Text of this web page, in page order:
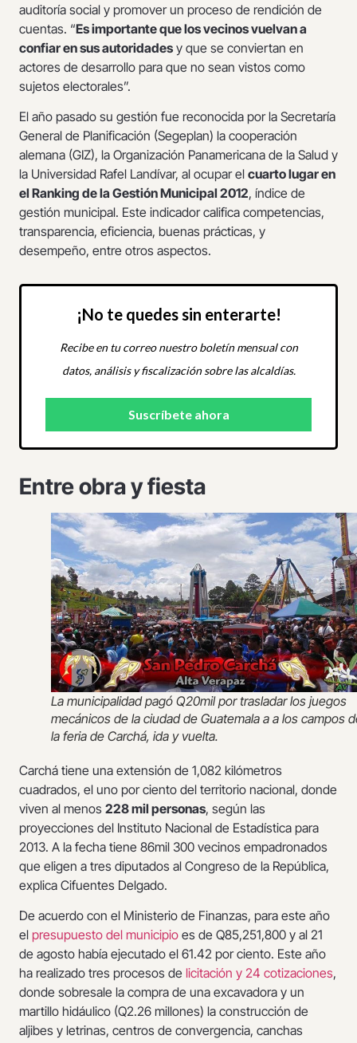
auditoría social y promover un proceso de rendición de
cuentas. “Es importante que los vecinos vuelvan a
confiar en sus autoridades y que se conviertan en
actores de desarrollo para que no sean vistos como
sujetos electorales”.
El año pasado su gestión fue reconocida por la Secretaría
General de Planificación (Segeplan) la cooperación
alemana (GIZ), la Organización Panamericana de la Salud y
la Universidad Rafel Landívar, al ocupar el cuarto lugar en
el Ranking de la Gestión Municipal 2012, índice de
gestión municipal. Este indicador califica competencias,
transparencia, eficiencia, buenas prácticas, y
desempeño, entre otros aspectos.
¡No te quedes sin enterarte!
Recibe en tu correo nuestro boletín mensual con
datos, análisis y fiscalización sobre las alcaldías.
Entre obra y fiesta
La municipalidad pagó Q20mil por trasladar los juegos
mecánicos de la ciudad de Guatemala a a los campos
la feria de Carchá, ida y vuelta.
Carchá tiene una extensión de 1,082 kilómetros
cuadrados, el uno por ciento del territorio nacional, donde
viven al menos 228 mil personas, según las
proyecciones del Instituto Nacional de Estadística para
2013. A la fecha tiene 86mil 300 vecinos empadronados
que eligen a tres diputados al Congreso de la República,
explica Cifuentes Delgado.
De acuerdo con el Ministerio de Finanzas, para este año
el presupuesto del municipio es de Q85,251,800 y al 21
de agosto había ejecutado el 61.42 por ciento. Este año
ha realizado tres procesos de licitación y 24 cotizaciones,
donde sobresale la compra de una excavadora y un
martillo hidáulico (Q2.26 millones) la construcción de
aljibes y letrinas, centros de convergencia, canchas